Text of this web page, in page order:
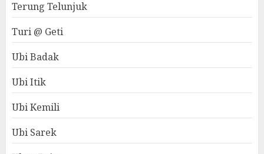
Terung Telunjuk
Turi @ Geti
Ubi Badak
Ubi Itik
Ubi Kemili
Ubi Sarek